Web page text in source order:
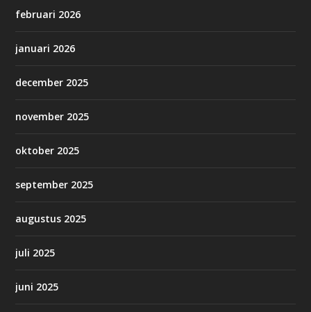
februari 2026
januari 2026
december 2025
november 2025
oktober 2025
september 2025
augustus 2025
juli 2025
juni 2025